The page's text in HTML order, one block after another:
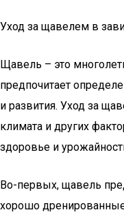
Уход за щавелем в
Щавель – это
предпочитает
и развития. Уход за
климата и других
здоровье и
Во-первых, щавель
хорошо